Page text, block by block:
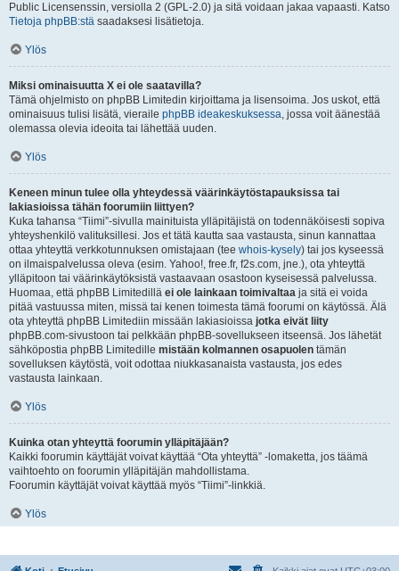
Public Licensenssin, versiolla 2 (GPL-2.0) ja sitä voidaan jakaa vapaasti. Katso
Tietoja phpBB:stä saadaksesi lisätietoja.
Ylös
Miksi ominaisuutta X ei ole saatavilla?
Tämä ohjelmisto on phpBB Limitedin kirjoittama ja lisensoima. Jos uskot, että
ominaisuus tulisi lisätä, vieraile phpBB ideakeskuksessa, jossa voit äänestää
olemassa olevia ideoita tai lähettää uuden.
Ylös
Keneen minun tulee olla yhteydessä väärinkäytöstapauksissa tai
lakiasioissa tähän foorumiin liittyen?
Kuka tahansa “Tiimi”-sivulla mainituista ylläpitäjistä on todennäköisesti sopiva
yhteyshenkilö valituksillesi. Jos et tätä kautta saa vastausta, sinun kannattaa
ottaa yhteyttä verkkotunnuksen omistajaan (tee whois-kysely) tai jos kyseessä
on ilmaispalvelussa oleva (esim. Yahoo!, free.fr, f2s.com, jne.), ota yhteyttä
ylläpitoon tai väärinkäytöksistä vastaavaan osastoon kyseisessä palvelussa.
Huomaa, että phpBB Limitedillä ei ole lainkaan toimivaltaa ja sitä ei voida
pitää vastuussa miten, missä tai kenen toimesta tämä foorumi on käytössä. Älä
ota yhteyttä phpBB Limitediin missään lakiasioissa jotka eivät liity
phpBB.com-sivustoon tai pelkkään phpBB-sovellukseen itseensä. Jos lähetät
sähköpostia phpBB Limitedille mistään kolmannen osapuolen tämän
sovelluksen käytöstä, voit odottaa niukkasanaista vastausta, jos edes
vastausta lainkaan.
Ylös
Kuinka otan yhteyttä foorumin ylläpitäjään?
Kaikki foorumin käyttäjät voivat käyttää “Ota yhteyttä” -lomaketta, jos täämä
vaihtoehto on foorumin ylläpitäjän mahdollistama.
Foorumin käyttäjät voivat käyttää myös “Tiimi”-linkkiä.
Ylös